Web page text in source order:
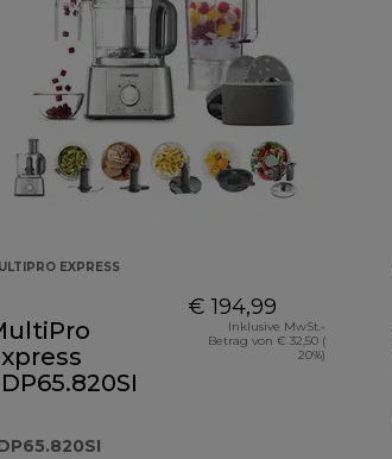
EXPRESS
€ 194,99
Inklusive MwSt.-
Betrag von € 32,50 (
20%)